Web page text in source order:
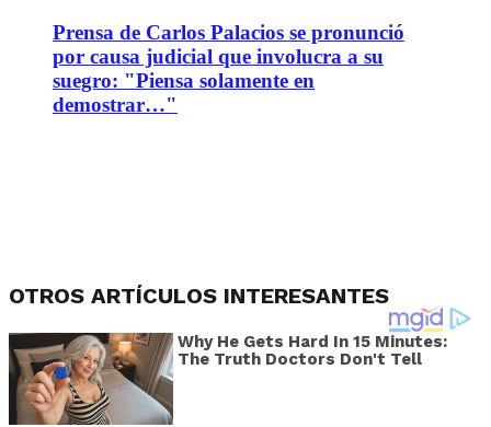
Prensa de Carlos Palacios se pronunció
por causa judicial que involucra a su
suegro: "Piensa solamente en
demostrar…"
OTROS ARTÍCULOS INTERESANTES
Why He Gets Hard In 15 Minutes:
The Truth Doctors Don't Tell